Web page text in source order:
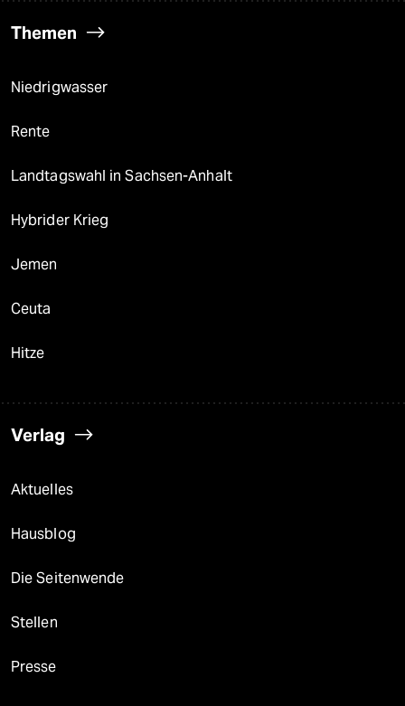
Themen
Niedrigwasser
Rente
Landtagswahl in Sachsen-Anhalt
Hybrider Krieg
Jemen
Ceuta
Hitze
Verlag
Aktuelles
Hausblog
Die Seitenwende
Stellen
Presse